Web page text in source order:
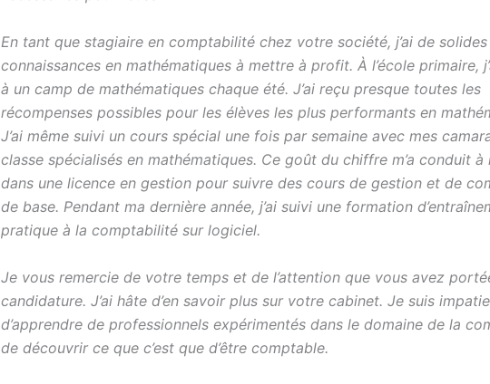
En tant que stagiaire en comptabilité chez votre société, j’ai de solides
connaissances en mathématiques à mettre à profit. À l’école primaire,
à un camp de mathématiques chaque été. J’ai reçu presque toutes les
récompenses possibles pour les élèves les plus performants en
J’ai même suivi un cours spécial une fois par semaine avec mes
classe spécialisés en mathématiques. Ce goût du chiffre m’a conduit à
dans une licence en gestion pour suivre des cours de gestion et de
de base. Pendant ma dernière année, j’ai suivi une formation
pratique à la comptabilité sur logiciel.
Je vous remercie de votre temps et de l’attention que vous avez
candidature. J’ai hâte d’en savoir plus sur votre cabinet. Je suis
d’apprendre de professionnels expérimentés dans le domaine de la
de découvrir ce que c’est que d’être comptable.